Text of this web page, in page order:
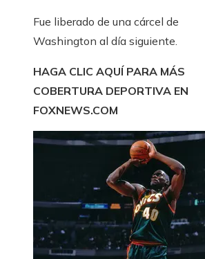
Fue liberado de una cárcel de
Washington al día siguiente.
HAGA CLIC AQUÍ PARA MÁS
COBERTURA DEPORTIVA EN
FOXNEWS.COM